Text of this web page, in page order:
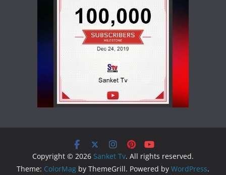
Copyright © 2026 Sanket Tv. All rights reserved.
Theme: ColorMag by ThemeGrill. Powered by WordPress.